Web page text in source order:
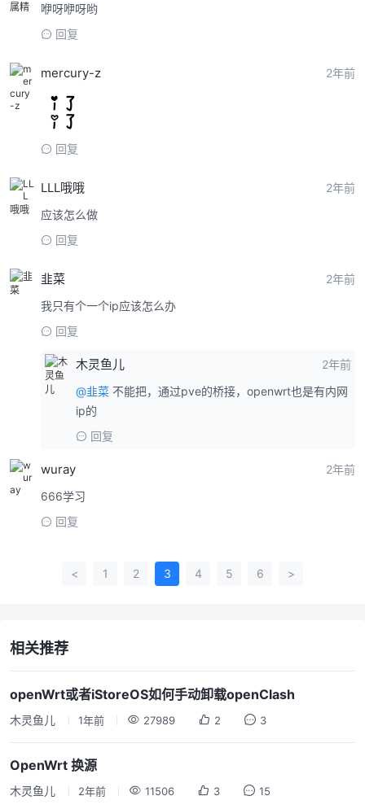
咿呀咿呀哟
回复
mercury-z 2年前
回复
LLL哦哦
2年前
应该怎么做
回复
韭菜
2年前
我只有个一个ip应该怎么办
回复
木灵鱼儿
2年前
@韭菜 不能把，通过pve的桥接，openwrt也是有内网
ip的
回复
wuray
2年前
666学习
回复
< 1 2 3 4 5 6 >
相关推荐
openWrt或者iStoreOS如何手动卸载openClash
木灵鱼儿 1年前 27989 2 3
OpenWrt 换源
木灵鱼儿 2年前 11506 3 15